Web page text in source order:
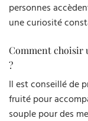
personnes
une curiosité
Comment choisir
?
Il est conseillé de
fruité pour
souple pour des